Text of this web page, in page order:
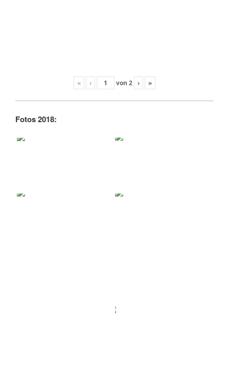
« ‹ von 2 › »
Fotos 2018: